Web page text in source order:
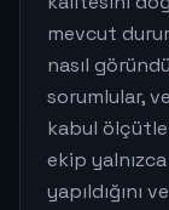
mevcut
nasıl
sorumlular,
kabul
ekip
yapıldığını